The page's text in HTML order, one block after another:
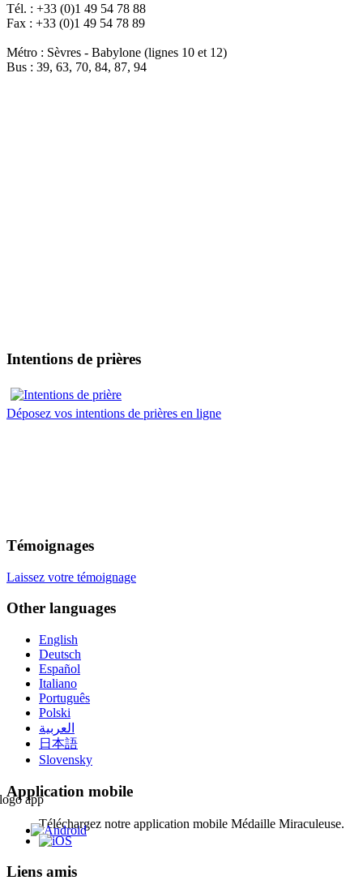
Tél. : +33 (0)1 49 54 78 88
Fax : +33 (0)1 49 54 78 89
Métro : Sèvres - Babylone (lignes 10 et 12)
Bus : 39, 63, 70, 84, 87, 94
Intentions de prières
Déposez vos intentions de prières en ligne
Témoignages
Laissez votre témoignage
Other languages
English
Deutsch
Español
Italiano
Português
Polski
العربية
日本語
Slovensky
Application mobile
Téléchargez notre application mobile Médaille Miraculeuse.
Liens amis